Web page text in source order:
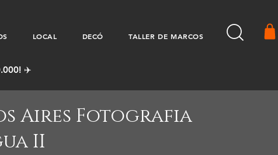
LOCAL DECÓ TALLER DE MARCOS
✈️
Aires Fotografia
II